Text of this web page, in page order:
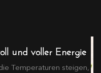
und voller Energie
Temperaturen steigen,